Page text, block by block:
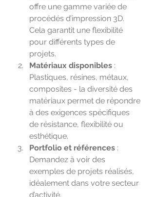
offre une gamme variée de
procédés d’impression 3D.
Cela garantit une flexibilité
pour différents types de
projets.
Matériaux disponibles :
Plastiques, résines, métaux,
composites - la diversité des
matériaux permet de répondre
à des exigences spécifiques
de résistance, flexibilité ou
esthétique.
Portfolio et références :
Demandez à voir des
exemples de projets réalisés,
idéalement dans votre secteur
d’activité.